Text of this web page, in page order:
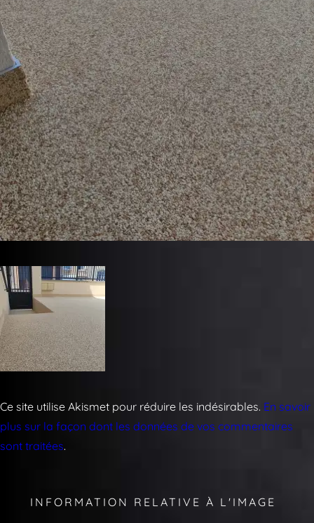
Ce site utilise Akismet pour réduire les indésirables. En savoir
plus sur la façon dont les données de vos commentaires
sont traitées.
INFORMATION RELATIVE À L'IMAGE